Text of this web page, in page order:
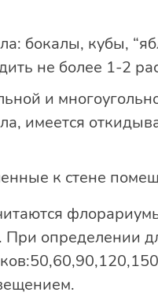
бокалы, кубы,
не более 1-2
и
имеется
к стене
определении